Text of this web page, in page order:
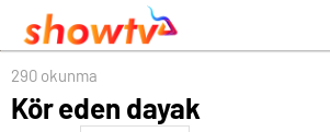
290 okunma
Kör eden dayak